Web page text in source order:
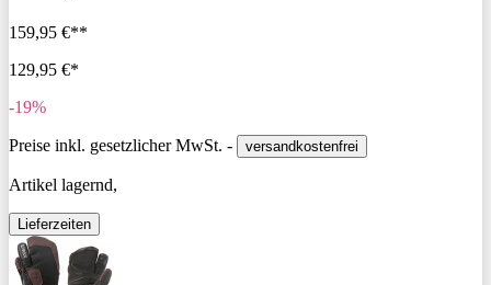
159,95 €**
129,95 €*
-19%
Preise inkl. gesetzlicher MwSt. - versandkostenfrei
Artikel lagernd,
Lieferzeiten